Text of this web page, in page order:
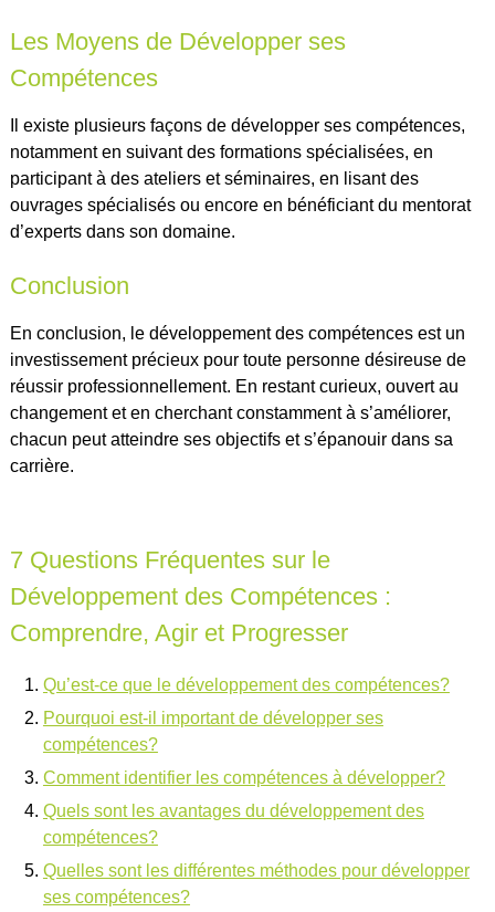
Les Moyens de Développer ses
Compétences
Il existe plusieurs façons de développer ses compétences,
notamment en suivant des formations spécialisées, en
participant à des ateliers et séminaires, en lisant des
ouvrages spécialisés ou encore en bénéficiant du mentorat
d’experts dans son domaine.
Conclusion
En conclusion, le développement des compétences est un
investissement précieux pour toute personne désireuse de
réussir professionnellement. En restant curieux, ouvert au
changement et en cherchant constamment à s’améliorer,
chacun peut atteindre ses objectifs et s’épanouir dans sa
carrière.
7 Questions Fréquentes sur le
Développement des Compétences :
Comprendre, Agir et Progresser
Qu’est-ce que le développement des compétences?
Pourquoi est-il important de développer ses
compétences?
Comment identifier les compétences à développer?
Quels sont les avantages du développement des
compétences?
Quelles sont les différentes méthodes pour développer
ses compétences?